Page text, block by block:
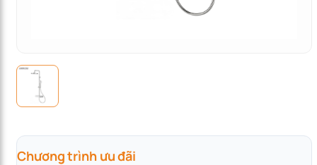
Chương trình ưu đãi